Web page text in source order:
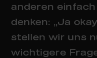
anderen
denken: „Ja
stellen wir uns
wichtigere